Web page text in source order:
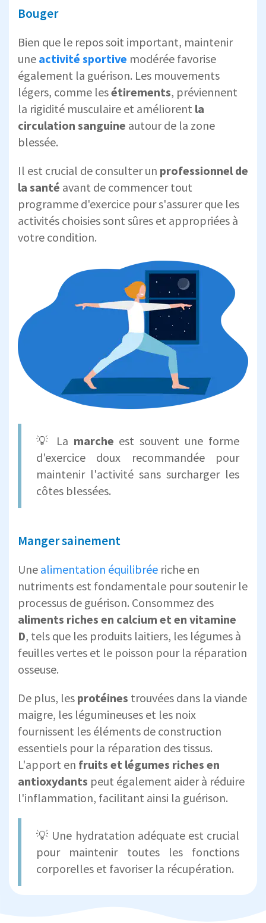
Bouger
Bien que le repos soit important, maintenir
une activité sportive modérée favorise
également la guérison. Les mouvements
légers, comme lesétirements, préviennent
la rigidité musculaire et améliorent la
circulation sanguine autour de la zone
blessée.
Il est crucial de consulter un professionnel de
la santé avant de commencer tout
programme d'exercice pour s'assurer que les
activités choisies sont sûres et appropriées à
votre condition.
💡 La marche est souvent une forme
d'exercice doux recommandée pour
maintenir l'activité sans surcharger les
côtes blessées.
Manger sainement
Une alimentation équilibrée riche en
nutriments est fondamentale pour soutenir le
processus de guérison. Consommez des
aliments riches en calcium et en vitamine
D, tels que les produits laitiers, les légumes à
feuilles vertes et le poisson pour la réparation
osseuse.
De plus, les protéines trouvées dans la viande
maigre, les légumineuses et les noix
fournissent les éléments de construction
essentiels pour la réparation des tissus.
L'apport en fruits et légumes riches en
antioxydants peut également aider à réduire
l'inflammation, facilitant ainsi la guérison.
💡 Une hydratation adéquate est crucial
pour maintenir toutes les fonctions
corporelles et favoriser la récupération.